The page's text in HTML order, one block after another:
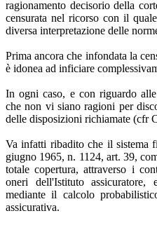
ragionamento decisorio della
censurata nel ricorso con il
diversa interpretazione delle
Prima ancora che infondata la
è idonea ad inficiare
In ogni caso, e con riguardo
che non vi siano ragioni per
delle disposizioni richiamate (cfr
Va infatti ribadito che il sistema
giugno 1965, n. 1124, art. 39,
totale copertura, attraverso i
oneri dell'Istituto
mediante il calcolo
assicurativa.